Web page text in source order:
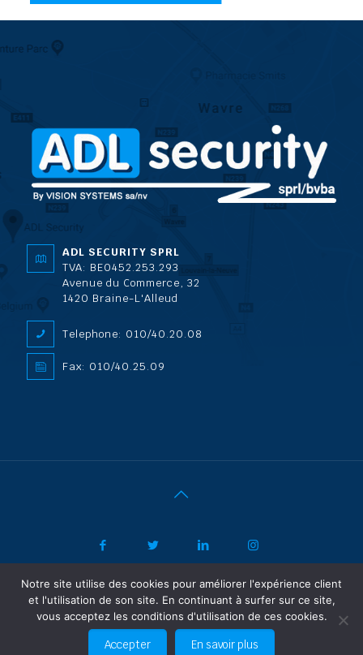
ADL SECURITY SPRL
TVA: BE0452.253.293
Avenue du Commerce, 32
1420 Braine-L'Alleud
Telephone: 010/40.20.08
Fax: 010/40.25.09
© 2022 ADL Security SPRL/BVBA | Politique de confidentialité
Vertrouwelijkheidsbeleid | Powered by SF Concept
FR
Notre site utilise des cookies pour améliorer l'expérience client
et l'utilisation de son site. En continuant à surfer sur ce site,
vous acceptez les conditions d'utilisation de ces cookies.
Accepter En savoir plus